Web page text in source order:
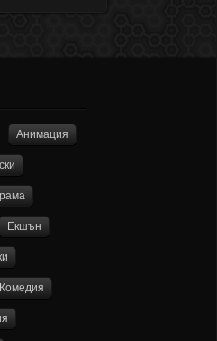
Анимация
Екшън
Комедия